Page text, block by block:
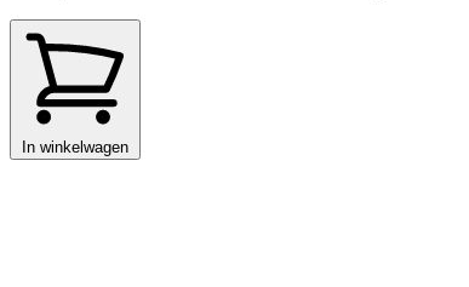
In winkelwagen